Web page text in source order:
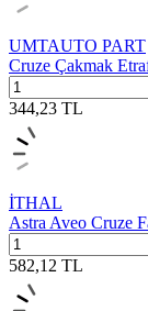
UMTAUTO PART
Cruze Çakmak
344,23 TL
İTHAL
Astra Aveo Cruze
582,12 TL